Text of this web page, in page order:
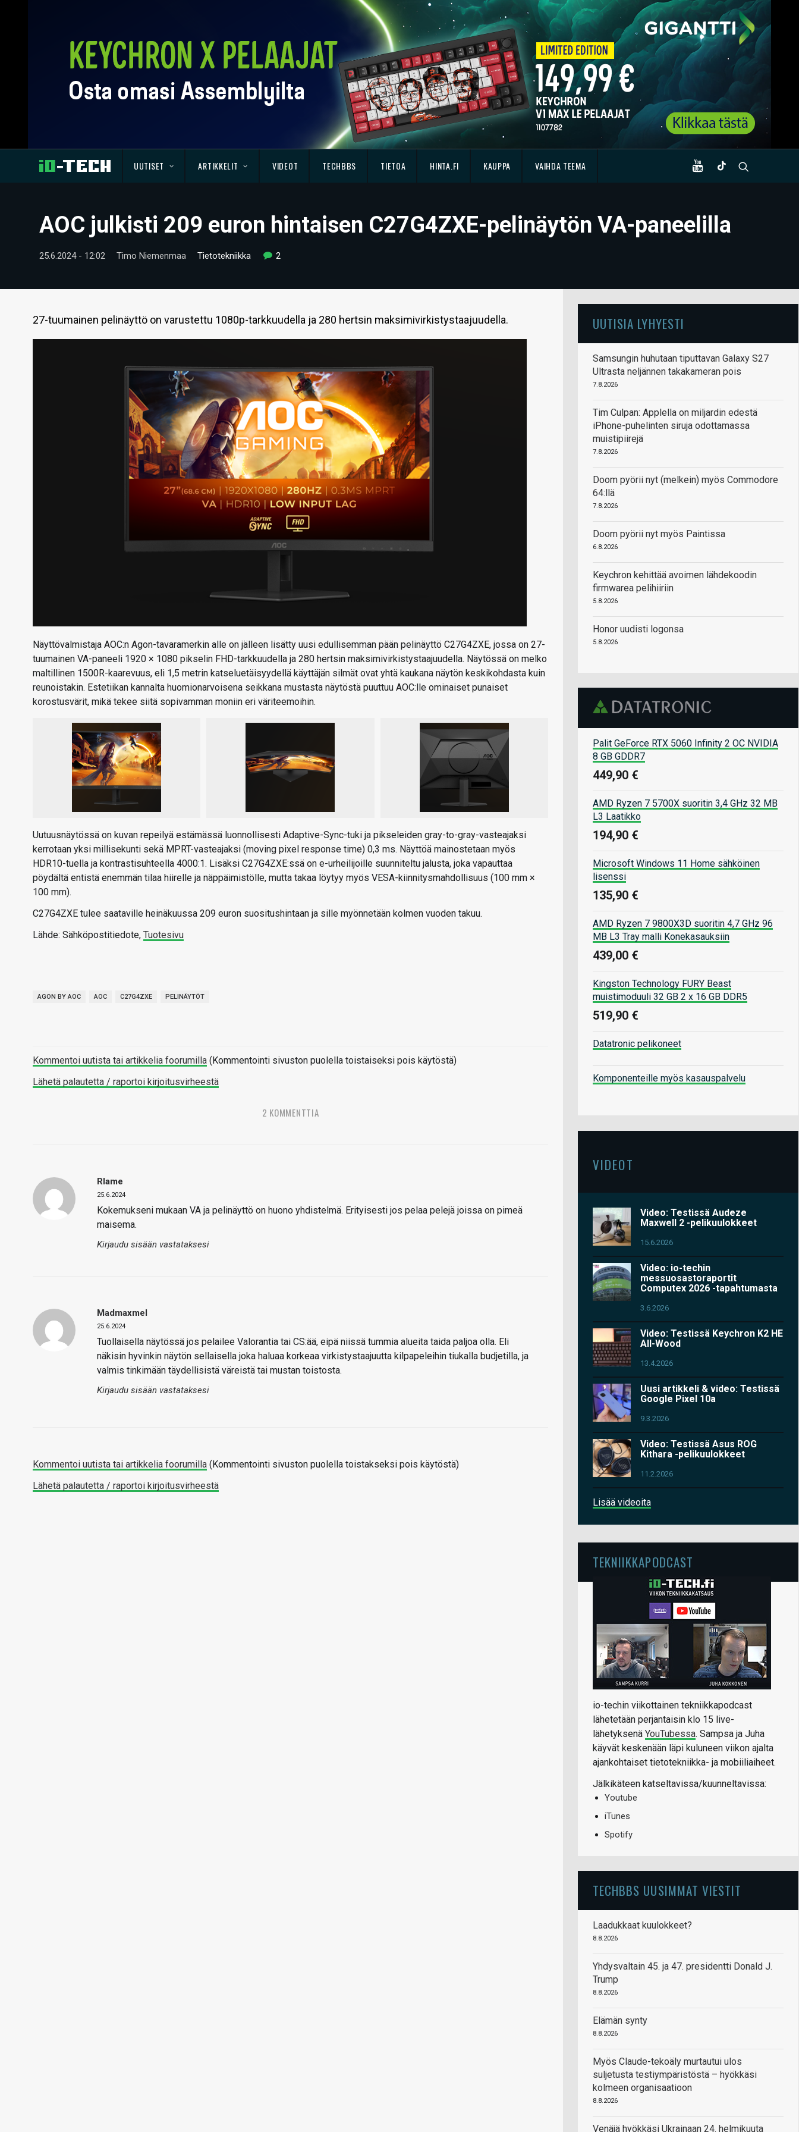
UUTISET ARTIKKELIT VIDEOT TECHBBS TIETOA HINTA.FI KAUPPA VAIHDA TEEMA
AOC julkisti 209 euron hintaisen C27G4ZXE-pelinäytön VA-paneelilla
25.6.2024 - 12:02 Timo Niemenmaa Tietotekniikka 2
27-tuumainen pelinäyttö on varustettu 1080p-tarkkuudella ja 280 hertsin maksimivirkistystaajuudella.
Näyttövalmistaja AOC:n Agon-tavaramerkin alle on jälleen lisätty uusi edullisemman pään pelinäyttö C27G4ZXE, jossa on 27-
tuumainen VA-paneeli 1920 × 1080 pikselin FHD-tarkkuudella ja 280 hertsin maksimivirkistystaajuudella. Näytössä on melko
maltillinen 1500R-kaarevuus, eli 1,5 metrin katseluetäisyydellä käyttäjän silmät ovat yhtä kaukana näytön keskikohdasta kuin
reunoistakin. Estetiikan kannalta huomionarvoisena seikkana mustasta näytöstä puuttuu AOC:lle ominaiset punaiset
korostusvärit, mikä tekee siitä sopivamman moniin eri väriteemoihin.
Uutuusnäytössä on kuvan repeilyä estämässä luonnollisesti Adaptive-Sync-tuki ja pikseleiden gray-to-gray-vasteajaksi
kerrotaan yksi millisekunti sekä MPRT-vasteajaksi (moving pixel response time) 0,3 ms. Näyttöä mainostetaan myös
HDR10-tuella ja kontrastisuhteella 4000:1. Lisäksi C27G4ZXE:ssä on e-urheilijoille suunniteltu jalusta, joka vapauttaa
pöydältä entistä enemmän tilaa hiirelle ja näppäimistölle, mutta takaa löytyy myös VESA-kiinnitysmahdollisuus (100 mm ×
100 mm).
C27G4ZXE tulee saataville heinäkuussa 209 euron suositushintaan ja sille myönnetään kolmen vuoden takuu.
Lähde: Sähköpostitiedote, Tuotesivu
AGON BY AOC AOC C27G4ZXE PELINÄYTÖT
Kommentoi uutista tai artikkelia foorumilla (Kommentointi sivuston puolella toistaiseksi pois käytöstä)
Lähetä palautetta / raportoi kirjoitusvirheestä
2 KOMMENTTIA
Rlame
25.6.2024
Kokemukseni mukaan VA ja pelinäyttö on huono yhdistelmä. Erityisesti jos pelaa pelejä joissa on pimeä
maisema.
Kirjaudu sisään vastataksesi
Madmaxmel
25.6.2024
Tuollaisella näytössä jos pelailee Valorantia tai CS:ää, eipä niissä tummia alueita taida paljoa olla. Eli
näkisin hyvinkin näytön sellaisella joka haluaa korkeaa virkistystaajuutta kilpapeleihin tiukalla budjetilla, ja
valmis tinkimään täydellisistä väreistä tai mustan toistosta.
Kirjaudu sisään vastataksesi
Kommentoi uutista tai artikkelia foorumilla (Kommentointi sivuston puolella toistakseksi pois käytöstä)
Lähetä palautetta / raportoi kirjoitusvirheestä
UUTISIA LYHYESTI
Samsungin huhutaan tiputtavan Galaxy S27
Ultrasta neljännen takakameran pois
7.8.2026
Tim Culpan: Applella on miljardin edestä
iPhone-puhelinten siruja odottamassa
muistipiirejä
7.8.2026
Doom pyörii nyt (melkein) myös Commodore
64:llä
7.8.2026
Doom pyörii nyt myös Paintissa
6.8.2026
Keychron kehittää avoimen lähdekoodin
firmwarea pelihiiriin
5.8.2026
Honor uudisti logonsa
5.8.2026
Palit GeForce RTX 5060 Infinity 2 OC NVIDIA
8 GB GDDR7
449,90 €
AMD Ryzen 7 5700X suoritin 3,4 GHz 32 MB
L3 Laatikko
194,90 €
Microsoft Windows 11 Home sähköinen
lisenssi
135,90 €
AMD Ryzen 7 9800X3D suoritin 4,7 GHz 96
MB L3 Tray malli Konekasauksiin
439,00 €
Kingston Technology FURY Beast
muistimoduuli 32 GB 2 x 16 GB DDR5
519,90 €
Datatronic pelikoneet
Komponenteille myös kasauspalvelu
VIDEOT
Video: Testissä Audeze
Maxwell 2 -pelikuulokkeet
15.6.2026
Video: io-techin
messuosastoraportit
Computex 2026 -tapahtumasta
3.6.2026
Video: Testissä Keychron K2 HE
All-Wood
13.4.2026
Uusi artikkeli & video: Testissä
Google Pixel 10a
9.3.2026
Video: Testissä Asus ROG
Kithara -pelikuulokkeet
11.2.2026
Lisää videoita
TEKNIIKKAPODCAST
io-techin viikottainen tekniikkapodcast
lähetetään perjantaisin klo 15 live-
lähetyksenä YouTubessa. Sampsa ja Juha
käyvät keskenään läpi kuluneen viikon ajalta
ajankohtaiset tietotekniikka- ja mobiiliaiheet.
Jälkikäteen katseltavissa/kuunneltavissa:
Youtube
iTunes
Spotify
TECHBBS UUSIMMAT VIESTIT
Laadukkaat kuulokkeet?
8.8.2026
Yhdysvaltain 45. ja 47. presidentti Donald J.
Trump
8.8.2026
Elämän synty
8.8.2026
Myös Claude-tekoäly murtautui ulos
suljetusta testiympäristöstä – hyökkäsi
kolmeen organisaatioon
8.8.2026
Venäjä hyökkäsi Ukrainaan 24. helmikuuta